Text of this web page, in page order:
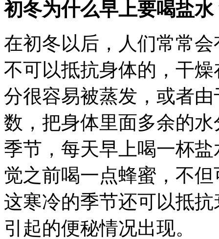
初冬为什么早上要喝盐水
在初冬以后，人们常常
不可以抵抗身体的，干
分很容易被蒸发，或者
数，把身体里面多余的
季节，每天早上喝一杯
觉之前喝一点蜂蜜，不
这寒冷的季节还可以抵
引起的便秘情况出现。